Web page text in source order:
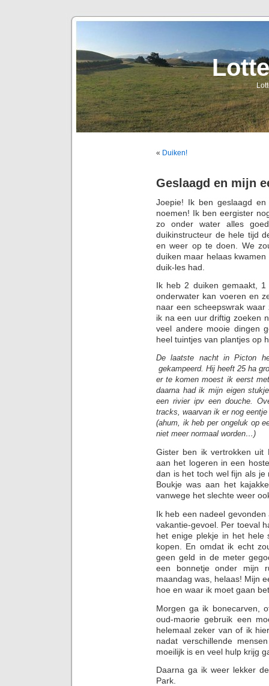
« Duiken!
Geslaagd en mijn
Joepie! Ik ben geslaagd
noemen! Ik ben eergister
zo onder water alles
duikinstructeur de hele tijd
en weer op te doen. We
duiken maar helaas
duik-les had.
Ik heb 2 duiken gemaakt,
onderwater kan voeren en
naar een scheepswrak waar
ik na een uur driftig zoeken
veel andere mooie dingen
heel tuintjes van plantjes op
De laatste nacht in Picton
gekampeerd. Hij heeft 25 ha
er te komen moest ik eerst
daarna had ik mijn eigen
een rivier ipv een douche.
tracks, waarvan ik er nog
(ahum, ik heb per ongeluk op
niet meer normaal worden…)
Gister ben ik vertrokken uit
aan het logeren in een
dan is het toch wel fijn als
Boukje was aan het
vanwege het slechte weer
Ik heb een nadeel
vakantie-gevoel. Per toeval
het enige plekje in het hele
kopen. En omdat ik echt
geen geld in de meter
een bonnetje onder mijn
maandag was, helaas! Mijn
hoe en waar ik moet gaan
Morgen ga ik bonecarven,
oud-maorie gebruik een
helemaal zeker van of ik
nadat verschillende
moeilijk is en veel hulp krijg
Daarna ga ik weer lekker
Park.